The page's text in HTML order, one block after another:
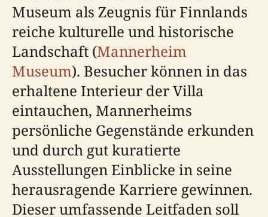
Museum als Zeugnis für Finnlands
reiche kulturelle und historische
Landschaft (Mannerheim
Museum). Besucher können in das
erhaltene Interieur der Villa
eintauchen, Mannerheims
persönliche Gegenstände erkunden
und durch gut kuratierte
Ausstellungen Einblicke in seine
herausragende Karriere gewinnen.
Dieser umfassende Leitfaden soll